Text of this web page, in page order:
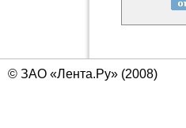
© ЗАО «Лента.Ру» (2008)